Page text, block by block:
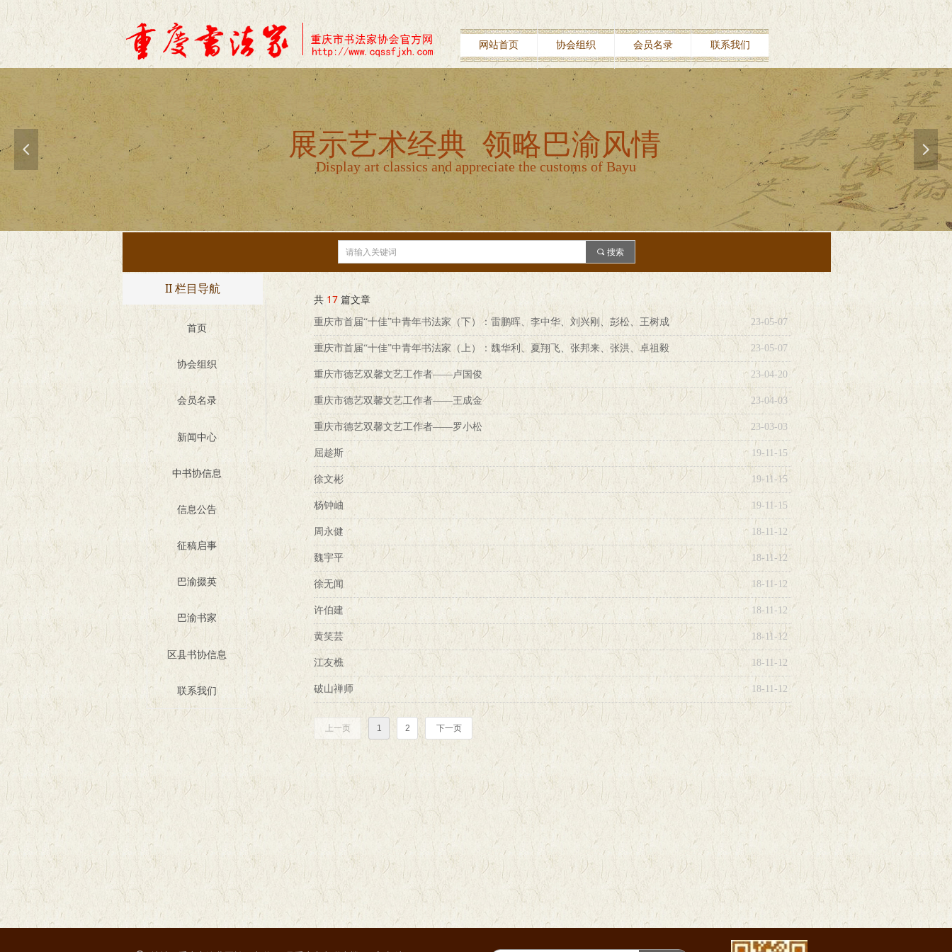
网站首页 协会组织 会员名录 联系我们
展示艺术经典 领略巴渝风情
Display art classics and appreciate the customs of Bayu
넳 넲
共 17 篇文章
23-05-07
重庆市首届“十佳”中青年书法家（下）：雷鹏晖、李中华、刘兴刚、彭松、王树成
23-05-07
重庆市首届“十佳”中青年书法家（上）：魏华利、夏翔飞、张邦来、张洪、卓祖毅
23-04-20
重庆市德艺双馨文艺工作者——卢国俊
23-04-03
重庆市德艺双馨文艺工作者——王成金
23-03-03
重庆市德艺双馨文艺工作者——罗小松
19-11-15
屈趁斯
19-11-15
徐文彬
19-11-15
杨钟岫
18-11-12
周永健
18-11-12
魏宇平
18-11-12
徐无闻
18-11-12
许伯建
18-11-12
黄笑芸
18-11-12
江友樵
18-11-12
破山禅师
上一页 1 2 下一页
끠 搜索
首页
协会组织
会员名录
新闻中心
中书协信息
信息公告
征稿启事
巴渝掇英
巴渝书家
区县书协信息
联系我们
II 栏目导航